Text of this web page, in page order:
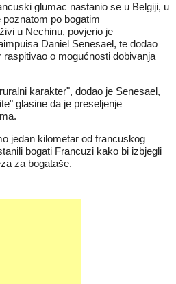
glumac nastanio se u Belgiji, u
po bogatim
u Nechinu, povjerio je
Daniel Senesael, te dodao
o mogućnosti dobivanja
karakter", dodao je Senesael,
glasine da je preseljenje
jedan kilometar od francuskog
bogati Francuzi kako bi izbjegli
za bogataše.